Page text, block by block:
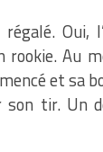
Oui,
rookie. Au
et sa
tir. Un